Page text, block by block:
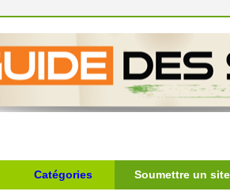
Catégories Soumettre un site